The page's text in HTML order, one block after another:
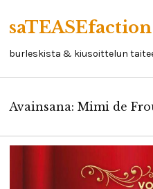
content
saTEASEfaction
burleskista & kiusoittelun
ARTIKKELIT
Avainsana: Mimi de